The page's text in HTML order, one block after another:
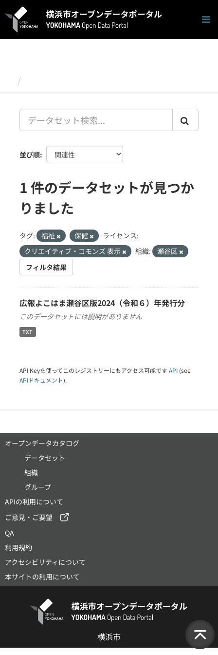
キ
並び順
1 件のデータセットが見つか
りました
タグ: 福祉 保健
ライセンス:
クリエイティブ・コモンズ 表示
組織:
瀬谷区
フィルタ結果
広報よこはま瀬谷区版2024（令和６）年発行分
このデータセットには説明がありません
TXT
API Keyを使ってこのレジストリーにもアクセス可能です API (see
APIドキュメント).
オープンデータカタログ
データセット
組織
グループ
APIの利用について
ご意見・ご要望
QA
利用規約
アクセシビリティについて
本サイトの利用について
横浜市